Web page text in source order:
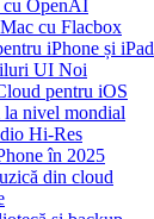
OpenAI
cu Flacbox
iPhone și iPad
UI Noi
pentru iOS
la nivel mondial
Hi-Res
în 2025
din cloud